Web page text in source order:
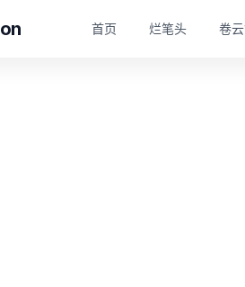
首页 烂笔头 卷